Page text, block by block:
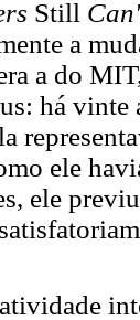
Still
a
a do
há
ele
ele